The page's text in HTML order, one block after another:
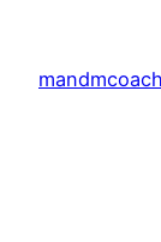
content